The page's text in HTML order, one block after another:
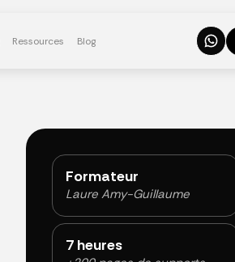
Ressources Blog
Formateur
Laure Amy-Guillaume
7 heures